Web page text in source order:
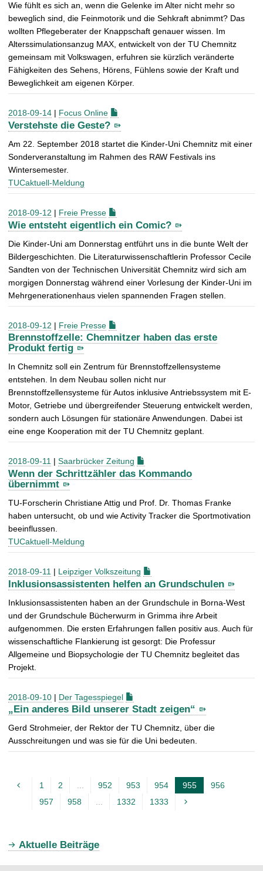
Wie fühlt es sich an, wenn die Gelenke im Alter nicht mehr so
beweglich sind, die Feinmotorik und die Sehkraft abnimmt? Das
wollten Pflegeberater der Knappschaft genauer wissen. Im
Alterssimulationsanzug MAX, entwickelt von der TU Chemnitz
gemeinsam mit Volkswagen, erfuhren sie kürzlich veränderte
Fähigkeiten des Sehens, Hörens, Fühlens sowie der Kraft und
Beweglichkeit am eigenen Körper.
2018-09-14 | Focus Online
Verstehste die Geste?
Am 22. September 2018 startet die Kinder-Uni Chemnitz mit einer
Sonderveranstaltung im Rahmen des RAW Festivals ins
Wintersemester.
TUCaktuell-Meldung
2018-09-12 | Freie Presse
Wie entsteht eigentlich ein Comic?
Die Kinder-Uni am Donnerstag entführt uns in die bunte Welt der
Bildergeschichten. Die Literaturwissenschaftlerin Professor Cecile
Sandten von der Technischen Universität Chemnitz wird sich am
morgigen Donnerstag während einer Vorlesung der Kinder-Uni im
Mehrgenerationenhaus vielen spannenden Fragen stellen.
2018-09-12 | Freie Presse
Brennstoffzelle: Chemnitzer haben das erste
Produkt fertig
In Chemnitz soll ein Zentrum für Brennstoffzellensysteme
entstehen. In dem Neubau sollen nicht nur
Brennstoffzellensysteme für Autos inklusive Antriebssystem mit E-
Motor, Getriebe und übergreifender Steuerung entwickelt werden,
sondern auch Lösungen für stationäre Anwendungen. Dabei ist
eine enge Kooperation mit der TU Chemnitz geplant.
2018-09-11 | Saarbrücker Zeitung
Wenn der Schrittzähler das Kommando
übernimmt
TU-Forscherin Christiane Attig und Prof. Dr. Thomas Franke
haben untersucht, ob und wie Activity Tracker die Sportmotivation
beeinflussen.
TUCaktuell-Meldung
2018-09-11 | Leipziger Volkszeitung
Inklusionsassistenten helfen an Grundschulen
Inklusionsassistenten haben an der Grundschule in Borna-West
und der Grundschule Bücherwurm in Grimma ihre Arbeit
aufgenommen. Die ersten Erfahrungen fallen positiv aus. Auch für
wissenschaftliche Flankierung ist gesorgt: Die Professur
Allgemeine und Biopsychologie der TU Chemnitz begleitet das
Projekt.
2018-09-10 | Der Tagesspiegel
„Ein anderes Bild unserer Stadt zeigen“
Gerd Strohmeier, der Rektor der TU Chemnitz, über die
Ausschreitungen und was sie für die Uni bedeuten.
1 2 ... 952 953 954 955A
l
956
957
958 ... 1332 1333
Aktuelle Beiträge